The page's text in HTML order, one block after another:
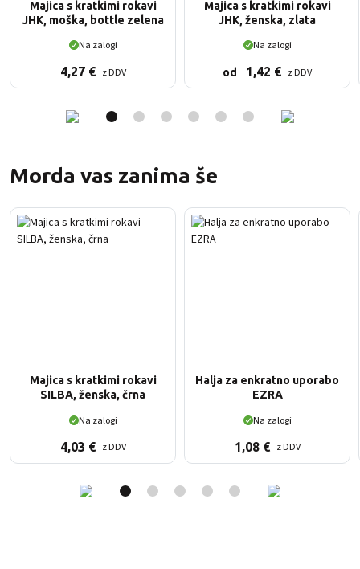
Majica s kratkimi rokavi
JHK, moška, bottle zelena
Na zalogi
4,27 € z DDV
Majica s kratkimi rokavi
JHK, ženska, zlata
Na zalogi
od 1,42 € z DDV
Morda vas zanima še
Majica s kratkimi rokavi
SILBA, ženska, črna
Na zalogi
4,03 € z DDV
Halja za enkratno uporabo
EZRA
Na zalogi
1,08 € z DDV